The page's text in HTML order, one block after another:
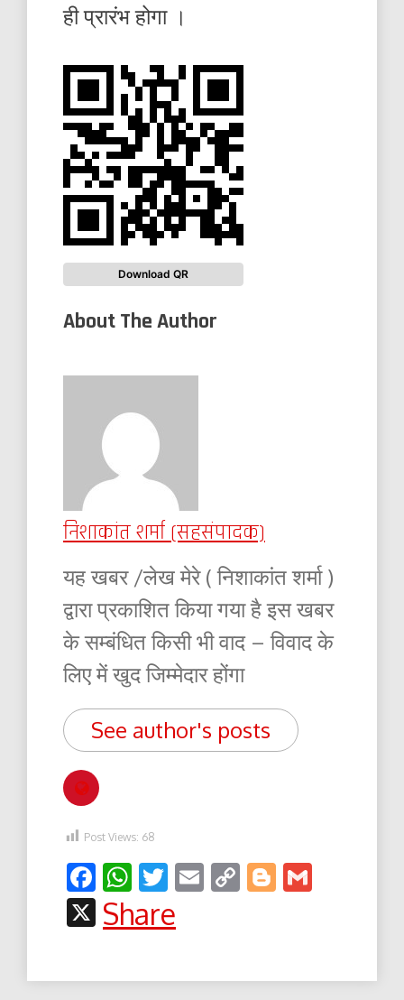
ही प्रारंभ होगा ।
Download QR
About The Author
निशाकांत शर्मा (सहसंपादक)
यह खबर /लेख मेरे ( निशाकांत शर्मा )
द्वारा प्रकाशित किया गया है इस खबर
के सम्बंधित किसी भी वाद – विवाद के
लिए में खुद जिम्मेदार होंगा
See author's posts
Post Views: 68
Facebook
WhatsApp
Twitter
EmailCopyBlogger
X
Share